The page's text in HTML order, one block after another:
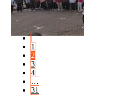
1
2
3
4
…
31